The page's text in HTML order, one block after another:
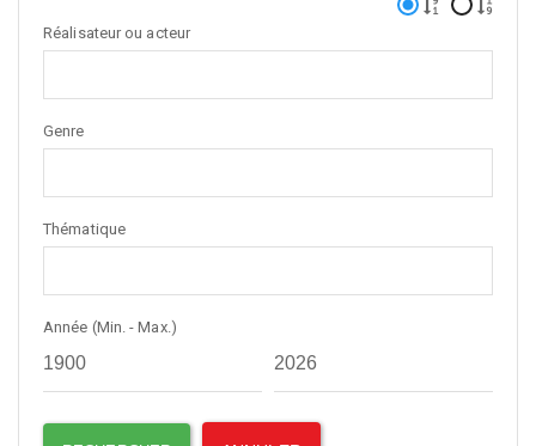
Réalisateur ou acteur
Genre
Thématique
Année (Min. - Max.)